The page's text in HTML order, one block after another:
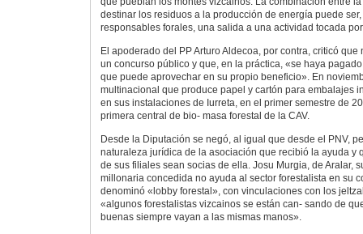
destinar los residuos a la producción de energía puede
responsables forales, una salida a una actividad tocada
El apoderado del PP Arturo Aldecoa, por contra, criticó
un concurso público y que, en la práctica, «se haya
que puede aprovechar en su propio beneficio». En
multinacional que produce papel y cartón para embalajes
en sus instalaciones de Iurreta, en el primer semestre de
primera central de bio- masa forestal de la CAV.
Desde la Diputación se negó, al igual que desde el PNV,
naturaleza jurídica de la asociación que recibió la ayuda y
de sus filiales sean socias de ella. Josu Murgia, de Aralar,
millonaria concedida no ayuda al sector forestalista en su
denominó «lobby forestal», con vinculaciones con los
«algunos forestalistas vizcainos se están can- sando de
buenas siempre vayan a las mismas manos».